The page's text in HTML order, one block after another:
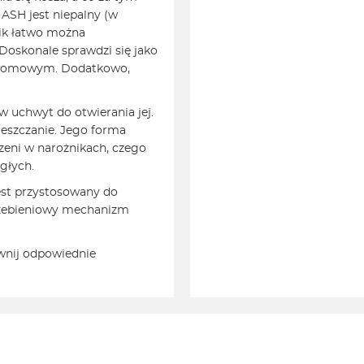
jest niepalny (w
łatwo można
sprawdzi się jako
Dodatkowo,
uchwyt do otwierania jej.
Jego forma
w narożnikach, czego
przystosowany do
mechanizm
odpowiednie